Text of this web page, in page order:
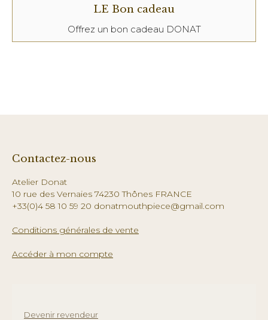
LE Bon cadeau
Offrez un bon cadeau DONAT
Contactez-nous
Atelier Donat
10 rue des Vernaies 74230 Thônes FRANCE
+33(0)4 58 10 59 20 donatmouthpiece@gmail.com
Conditions générales de vente
Accéder à mon compte
Devenir revendeur